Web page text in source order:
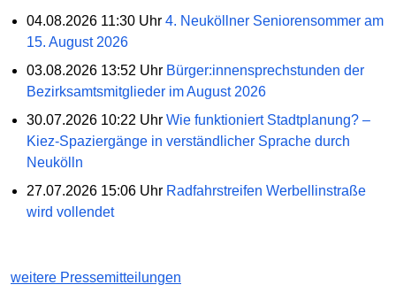
04.08.2026 11:30 Uhr 4. Neuköllner Seniorensommer am
15. August 2026
03.08.2026 13:52 Uhr Bürger:innensprechstunden der
Bezirksamtsmitglieder im August 2026
30.07.2026 10:22 Uhr Wie funktioniert Stadtplanung? –
Kiez-Spaziergänge in verständlicher Sprache durch
Neukölln
27.07.2026 15:06 Uhr Radfahrstreifen Werbellinstraße
wird vollendet
weitere Pressemitteilungen